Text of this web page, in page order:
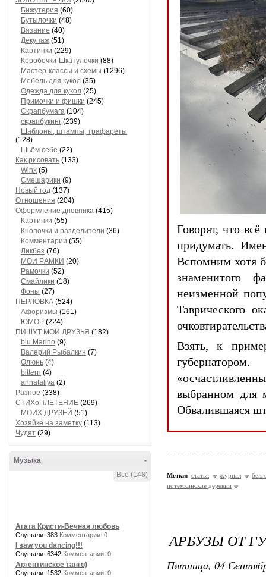
Бижутерия (60)
Бутылочки (48)
Вязaние (40)
Декупaж (51)
Кaртинки (229)
Коробочки-Шкатулочки (88)
Мастер-классы и схемы (1296)
Мебель для кукол (35)
Одеждa для кукол (25)
Примочки и фишки (245)
Скрaпбумaгa (104)
скрапбукинг (239)
Шaблоны, штaмпы, трaфaреты
(128)
Шьём себе (22)
Как рисовать (133)
Winx (5)
Смешарики (9)
Новый год (137)
Отношения (204)
Оформление дневника (415)
Кaртинки (55)
Кнопочки и рaзделители (36)
Комментaрии (55)
Ликбез (76)
МОИ РAМКИ (20)
Рaмочки (52)
Смaйлики (18)
Фоны (27)
ПЕРЛОВКА (524)
Aфоризмы (161)
ЮМОР (224)
ПИШУТ МОИ ДРУЗЬЯ (182)
blu Marino (9)
Валерий Рыбалкин (7)
Олюнь (4)
bittern (4)
annataliya (2)
Разное (338)
СТИХоПЛЕТЕНИЕ (269)
МОИХ ДРУЗЕЙ (51)
Хозяйке на заметку (113)
Чудят (29)
-
Музыка
Все (148)
Агата Кристи-Вечная любовь
Слушали: 383 Комментарии: 0
I saw you dancing!!!
Слушали: 6342 Комментарии: 0
Аргентинское танго)
Слушали: 1532 Комментарии: 0
Говорят, что
придумать.
Вспомним хотя
знаменитого
неизменной
Таврического
Взять, к
выбранном для
Обвалившаяся
Метки: статья журнал
потемкинские деревни
АРБУЗЫ ОТ
Пятница, 04